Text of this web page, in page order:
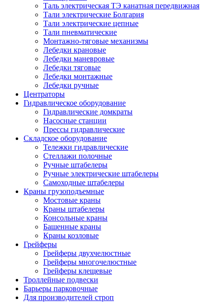
Таль электрическая ТЭ канатная передвижная
Тали электрические Болгария
Тали электрические цепные
Тали пневматические
Монтажно-тяговые механизмы
Лебедки крановые
Лебедки маневровые
Лебедки тяговые
Лебедки монтажные
Лебедки ручные
Центраторы
Гидравлическое оборудование
Гидравлические домкраты
Насосные станции
Прессы гидравлические
Складское оборудование
Тележки гидравлические
Cтеллажи полочные
Ручные штабелеры
Ручные электрические штабелеры
Самоходные штабелеры
Краны грузоподъемные
Мостовые краны
Краны штабелеры
Консольные краны
Башенные краны
Краны козловые
Грейферы
Грейферы двухчелюстные
Грейферы многочелюстные
Грейферы клещевые
Троллейные подвески
Барьеры парковочные
Для производителей строп